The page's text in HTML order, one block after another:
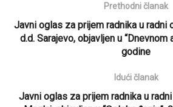
Prethodni članak
Javni oglas za prijem radnika u radni
d.d. Sarajevo, objavljen u “Dnevnom
godine
Idući članak
Javni oglas za prijem radnika u